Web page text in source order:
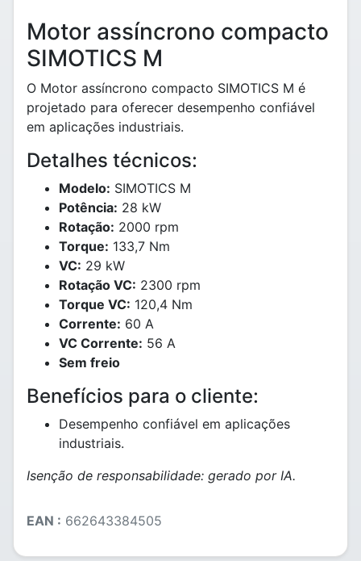
Motor assíncrono compacto
SIMOTICS M
O Motor assíncrono compacto SIMOTICS M é
projetado para oferecer desempenho confiável
em aplicações industriais.
Detalhes técnicos:
Modelo: SIMOTICS M
Potência: 28 kW
Rotação: 2000 rpm
Torque: 133,7 Nm
VC: 29 kW
Rotação VC: 2300 rpm
Torque VC: 120,4 Nm
Corrente: 60 A
VC Corrente: 56 A
Sem freio
Benefícios para o cliente:
Desempenho confiável em aplicações
industriais.
Isenção de responsabilidade: gerado por IA.
EAN : 662643384505